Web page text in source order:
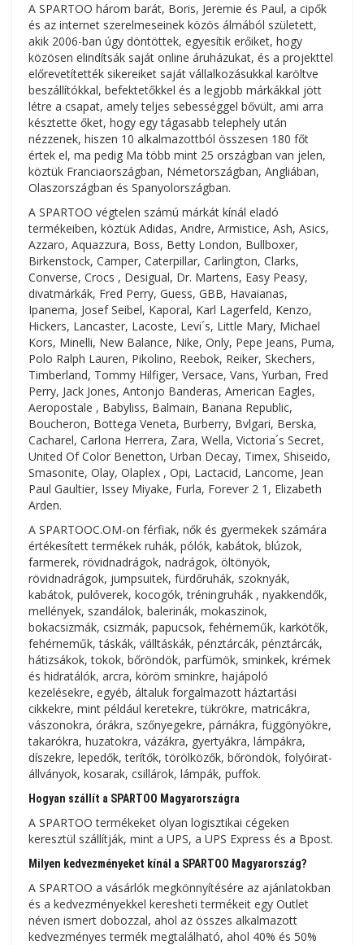
A SPARTOO három barát, Boris, Jeremie és Paul, a cipők
és az internet szerelmeseinek közös álmából született,
akik 2006-ban úgy döntöttek, egyesítik erőiket, hogy
közösen elindítsák saját online áruházukat, és a projekttel
előrevetítették sikereiket saját vállalkozásukkal karöltve
beszállítókkal, befektetőkkel és a legjobb márkákkal jött
létre a csapat, amely teljes sebességgel bővült, ami arra
késztette őket, hogy egy tágasabb telephely után
nézzenek, hiszen 10 alkalmazottból összesen 180 főt
értek el, ma pedig Ma több mint 25 országban van jelen,
köztük Franciaországban, Németországban, Angliában,
Olaszországban és Spanyolországban.
A SPARTOO végtelen számú márkát kínál eladó
termékeiben, köztük Adidas, Andre, Armistice, Ash, Asics,
Azzaro, Aquazzura, Boss, Betty London, Bullboxer,
Birkenstock, Camper, Caterpillar, Carlington, Clarks,
Converse, Crocs , Desigual, Dr. Martens, Easy Peasy,
divatmárkák, Fred Perry, Guess, GBB, Havaianas,
Ipanema, Josef Seibel, Kaporal, Karl Lagerfeld, Kenzo,
Hickers, Lancaster, Lacoste, Levi´s, Little Mary, Michael
Kors, Minelli, New Balance, Nike, Only, Pepe Jeans, Puma,
Polo Ralph Lauren, Pikolino, Reebok, Reiker, Skechers,
Timberland, Tommy Hilfiger, Versace, Vans, Yurban, Fred
Perry, Jack Jones, Antonjo Banderas, American Eagles,
Aeropostale , Babyliss, Balmain, Banana Republic,
Boucheron, Bottega Veneta, Burberry, Bvlgari, Berska,
Cacharel, Carlona Herrera, Zara, Wella, Victoria´s Secret,
United Of Color Benetton, Urban Decay, Timex, Shiseido,
Smasonite, Olay, Olaplex , Opi, Lactacid, Lancome, Jean
Paul Gaultier, Issey Miyake, Furla, Forever 2 1, Elizabeth
Arden.
A SPARTOOC.OM-on férfiak, nők és gyermekek számára
értékesített termékek ruhák, pólók, kabátok, blúzok,
farmerek, rövidnadrágok, nadrágok, öltönyök,
rövidnadrágok, jumpsuitek, fürdőruhák, szoknyák,
kabátok, pulóverek, kocogók, tréningruhák , nyakkendők,
mellények, szandálok, balerinák, mokaszinok,
bokacsizmák, csizmák, papucsok, fehérneműk, karkötők,
fehérneműk, táskák, válltáskák, pénztárcák, pénztárcák,
hátizsákok, tokok, bőröndök, parfümök, sminkek, krémek
és hidratálók, arcra, köröm sminkre, hajápoló
kezelésekre, egyéb, általuk forgalmazott háztartási
cikkekre, mint például keretekre, tükrökre, matricákra,
vászonokra, órákra, szőnyegekre, párnákra, függönyökre,
takarókra, huzatokra, vázákra, gyertyákra, lámpákra,
díszekre, lepedők, terítők, törölközők, bőröndök, folyóirat-
állványok, kosarak, csillárok, lámpák, puffok.
Hogyan szállít a SPARTOO Magyarországra
A SPARTOO termékeket olyan logisztikai cégeken
keresztül szállítják, mint a UPS, a UPS Express és a Bpost.
Milyen kedvezményeket kínál a SPARTOO Magyarország?
A SPARTOO a vásárlók megkönnyítésére az ajánlatokban
és a kedvezményekkel keresheti termékeit egy Outlet
néven ismert dobozzal, ahol az összes alkalmazott
kedvezményes termék megtalálható, ahol 40% és 50%